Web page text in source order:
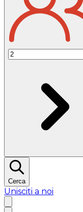
Cerca
Unisciti a noi